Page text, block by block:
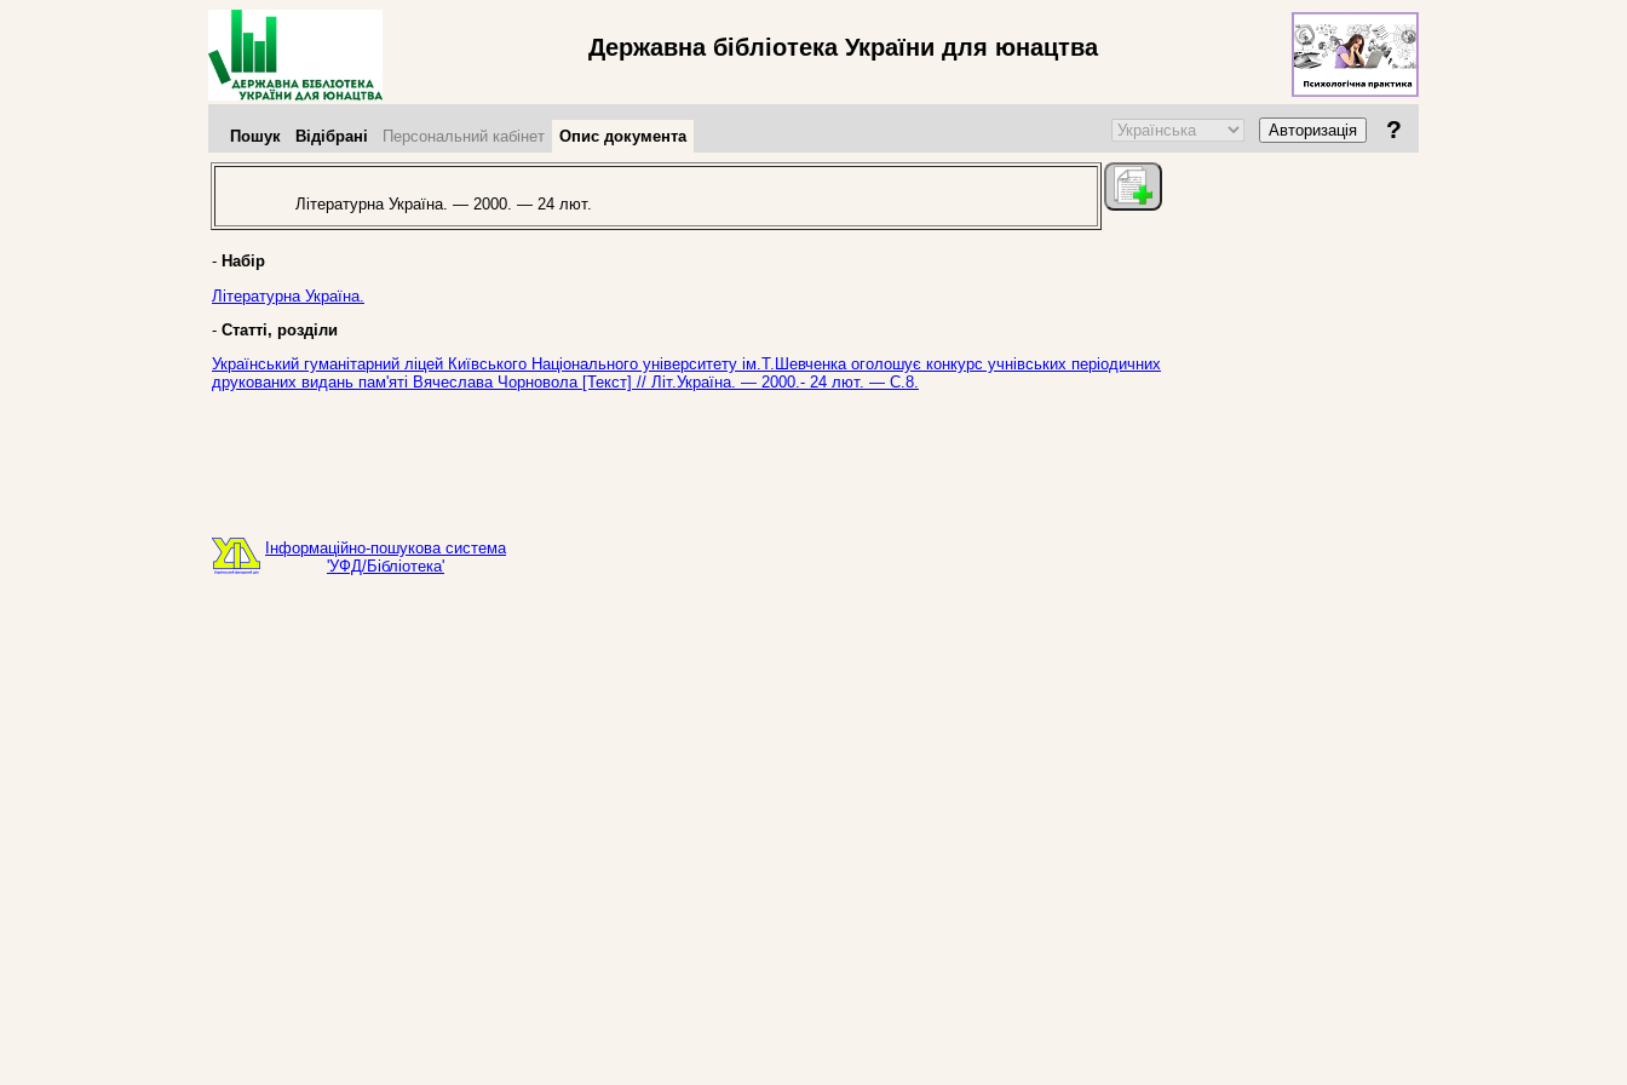
Державна бібліотека України для юнацтва
Пошук Відібрані Персональний кабінет Опис документа Авторизація ?
Літературна Україна. — 2000. — 24 лют.
- Набір
Літературна Україна.
- Статті, розділи
Український гуманітарний ліцей Київського Національного університету ім.Т.Шевченка оголошує конкурс учнівських періодичних
друкованих видань пам'яті Вячеслава Чорновола [Текст] // Літ.Україна. — 2000.- 24 лют. — С.8.
Інформаційно-пошукова система
'УФД/Бібліотека'